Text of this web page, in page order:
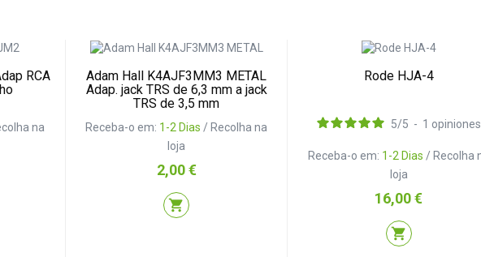
RCA
na
Adam Hall K4AJF3MM3 METAL
Adap. jack TRS de 6,3 mm a jack
TRS de 3,5 mm
Receba-o em: 1-2 Dias / Recolha na
loja
Preço
2,00 €
shopping_cart
Rode HJA-4
Receba-o em: 1-2 Dias / Recolha
loja
5/5 - 1 opiniones
Preço
16,00 €
shopping_cart